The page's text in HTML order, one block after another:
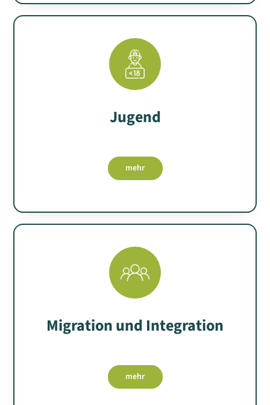
Jugend
mehr
Migration und Integration
mehr